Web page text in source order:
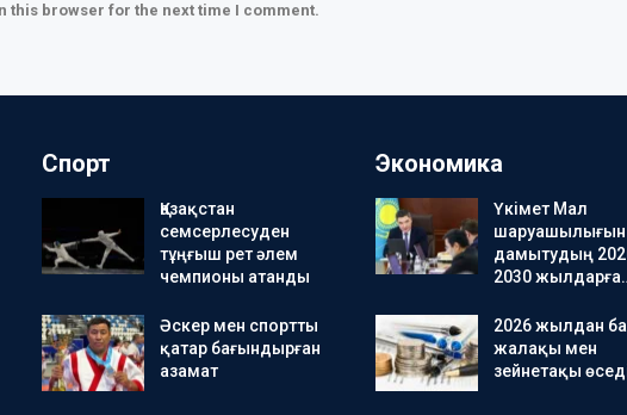
this browser for the next time I comment.
Спорт
Қазақстан
семсерлесуден
тұңғыш рет әлем
чемпионы атанды
Әскер мен спортты
қатар бағындырған
азамат
Экономика
Үкімет Мал
шаруашылығын
дамытудың
2030
2026 жылдан
жалақы мен
зейнетақы